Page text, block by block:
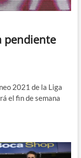
pendiente
2021 de la Liga
el fin de semana